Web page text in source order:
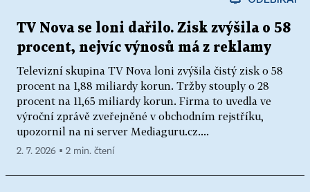
TV Nova se loni dařilo. Zisk zvýšila o 58
procent, nejvíc výnosů má z reklamy
Televizní skupina TV Nova loni zvýšila čistý zisk o 58
procent na 1,88 miliardy korun. Tržby stouply o 28
procent na 11,65 miliardy korun. Firma to uvedla ve
výroční zprávě zveřejněné v obchodním rejstříku,
upozornil na ni server Mediaguru.cz....
2. 7. 2026 ▪ 2 min. čtení